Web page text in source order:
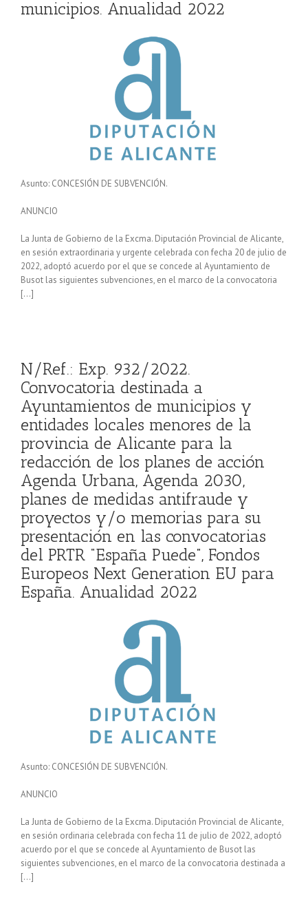
municipios. Anualidad 2022
Asunto: CONCESIÓN DE SUBVENCIÓN.
ANUNCIO
La Junta de Gobierno de la Excma. Diputación Provincial de Alicante,
en sesión extraordinaria y urgente celebrada con fecha 20 de julio de
2022, adoptó acuerdo por el que se concede al Ayuntamiento de
Busot las siguientes subvenciones, en el marco de la convocatoria
[…]
N/Ref.: Exp. 932/2022.
Convocatoria destinada a
Ayuntamientos de municipios y
entidades locales menores de la
provincia de Alicante para la
redacción de los planes de acción
Agenda Urbana, Agenda 2030,
planes de medidas antifraude y
proyectos y/o memorias para su
presentación en las convocatorias
del PRTR “España Puede”, Fondos
Europeos Next Generation EU para
España. Anualidad 2022
Asunto: CONCESIÓN DE SUBVENCIÓN.
ANUNCIO
La Junta de Gobierno de la Excma. Diputación Provincial de Alicante,
en sesión ordinaria celebrada con fecha 11 de julio de 2022, adoptó
acuerdo por el que se concede al Ayuntamiento de Busot las
siguientes subvenciones, en el marco de la convocatoria destinada a
[…]